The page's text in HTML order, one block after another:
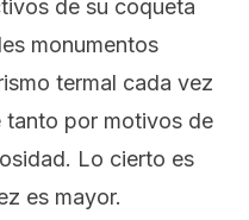
de su coqueta
monumentos
termal cada vez
tanto por motivos de
Lo cierto es
es mayor.